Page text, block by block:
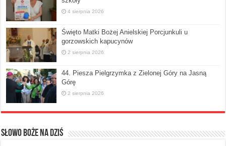
4 sierpnia 2026
Święto Matki Bożej Anielskiej Porcjunkuli u
gorzowskich kapucynów
2 sierpnia 2026
44. Piesza Pielgrzymka z Zielonej Góry na Jasną
Górę
2 sierpnia 2026
Słowo Boże na dziś